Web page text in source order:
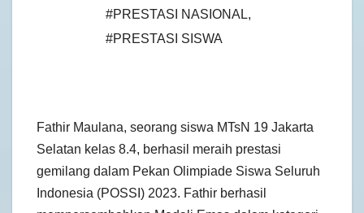
#PRESTASI NASIONAL,
#PRESTASI SISWA
Fathir Maulana, seorang siswa MTsN 19 Jakarta
Selatan kelas 8.4, berhasil meraih prestasi
gemilang dalam Pekan Olimpiade Siswa Seluruh
Indonesia (POSSI) 2023. Fathir berhasil